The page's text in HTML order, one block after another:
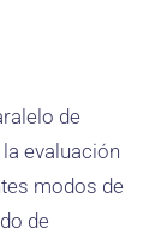
de
evaluación
modos de
de